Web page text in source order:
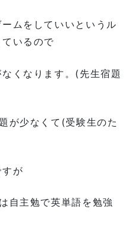
ムをしていいというル
いるので
くなります。(先生宿題
が少なくて(受験生のた
が
自主勉で英単語を勉強